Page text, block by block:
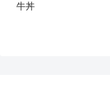
牛丼